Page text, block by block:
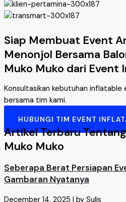
Siap Membuat Event
Menonjol Bersama
Muko Muko dari Event
Konsultasikan kebutuhan inflatable
bersama tim kami.
HUBUNGI TIM EVENT
Artikel Terbaru
Muko Muko
Seberapa Berat Persiapan
Gambaran Nyatanya
December 14, 2025 | by Sulis